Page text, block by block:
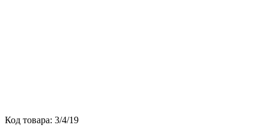
Код товара: 3/4/19